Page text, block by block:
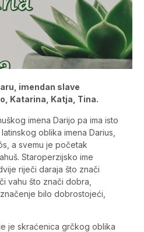
imendan slave
Katarina, Katja, Tina.
imena Darijo pa ima isto
oblika imena Darius,
a svemu je početak
Staroperzijsko ime
riječi daraja što znači
vahu što znači dobra,
bilo dobrostojeći,
je skraćenica grčkog oblika